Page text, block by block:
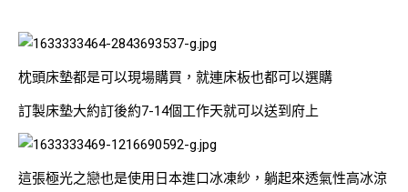
枕頭床墊都是可以現場購買，就連床板也都可以選購
訂製床墊大約訂後約7-14個工作天就可以送到府上
這張極光之戀也是使用日本進口冰凍紗，躺起來透氣性高冰涼